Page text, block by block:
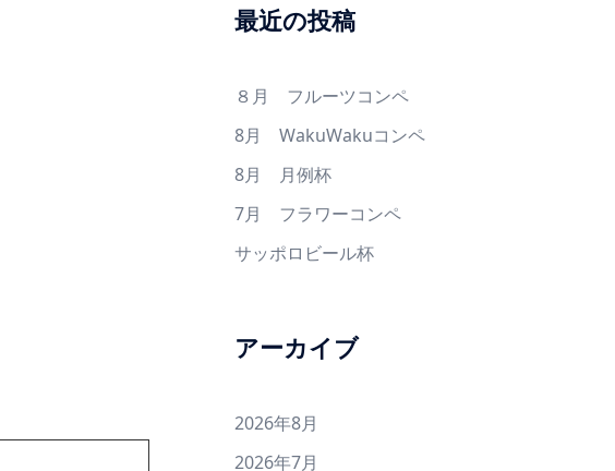
最近の投稿
８月 フルーツコンペ
8月 WakuWakuコンペ
8月 月例杯
7月 フラワーコンペ
サッポロビール杯
アーカイブ
2026年8月
2026年7月